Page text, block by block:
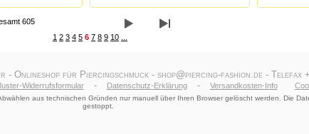
605
1 2 3 4 5 6 7 8 9 10
Onlineshop für Piercingschmuck - shop@piercing-fashion.de - Telefax
Widerrufsformular - Datenschutz-Erklärung - Versandkosten-Info
aus technischen Gründen nur manuell über Ihren Browser gelöscht werden. Die
gestoppt.